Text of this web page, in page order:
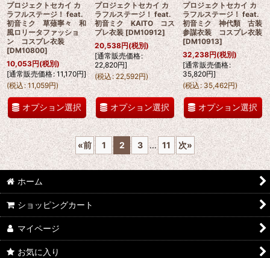
プロジェクトセカイ カ
ラフルステージ！ feat.
初音ミク 草薙寧々 和
風ロリータファッショ
ン コスプレ衣装
[DM10800]
10,053円(税別)
[通常販売価格: 11,170円]
(税込: 11,059円)
オプション選択
プロジェクトセカイ カ
ラフルステージ！ feat.
初音ミク KAITO コス
プレ衣装 [DM10912]
20,538円(税別)
[通常販売価格:
22,820円]
(税込: 22,592円)
オプション選択
プロジェクトセカイ カ
ラフルステージ！ feat.
初音ミク 神代類 古装
参謀衣装 コスプレ衣装
[DM10913]
32,238円(税別)
[通常販売価格:
35,820円]
(税込 : 35,462円)
オプション選択
«前 1 2 3 ... 11 次»
ホーム
ショッピングカート
マイページ
お気に入り